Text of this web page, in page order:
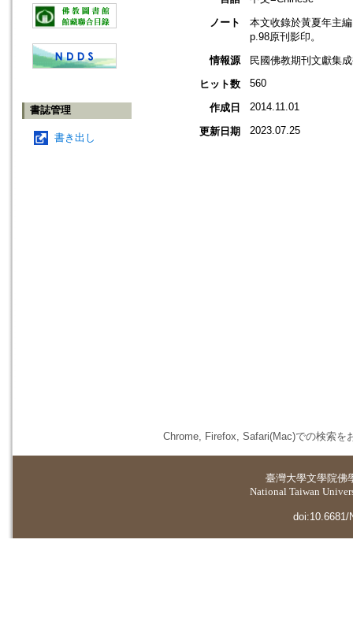
書誌管理
書き出し
ノート
本文收錄於黃夏年主
p.98原刊影印。
情報源
民國佛教期刊文獻集
ヒット数
560
作成日 2014.11.01
更新日期 2023.07.25
Chrome, Firefox, Safari(Mac)での検索を
臺灣大學文學院佛
National Taiwan
doi:10.6681/